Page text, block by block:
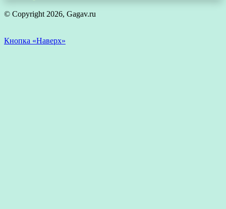
© Copyright 2026, Gagav.ru
Кнопка «Наверх»